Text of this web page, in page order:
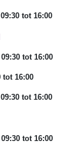
tot 16:00
tot 16:00
tot 16:00
tot 16:00
tot 16:00